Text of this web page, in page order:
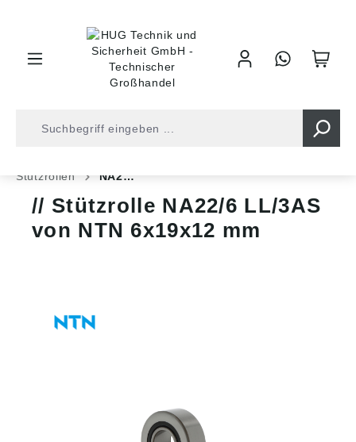
Stützrollen
NA2…
Stützrolle NA22/6 LL/3AS
von NTN 6x19x12 mm